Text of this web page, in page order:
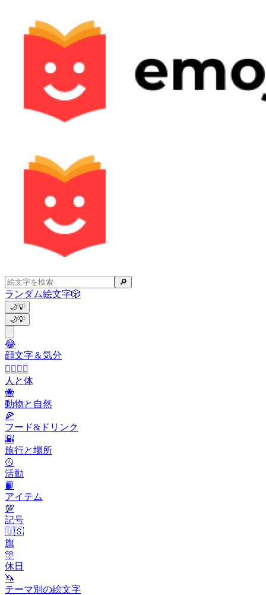
🔎
ランダム絵文字🎲
🌙💡
🌙💡
😂
顔文字＆気分
👩‍❤️‍💋‍👨
人と体
🐝
動物と自然
🍕
フード&ドリンク
🌇
旅行と場所
🥎
活動
📙
アイテム
💯
記号
🇺🇸
旗
🎊
休日
🦄
テーマ別の絵文字